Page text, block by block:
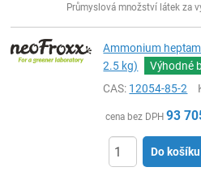
Průmyslová množství látek za
Ammonium
2.5 kg)
Výhodné
CAS: 12054-85-2
cena bez DPH 93
Do košíku